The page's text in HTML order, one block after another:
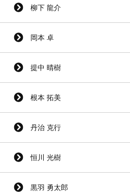
柳下 龍介
岡本 卓
提中 晴樹
根本 拓美
丹治 克行
恒川 光樹
黒羽 勇太郎